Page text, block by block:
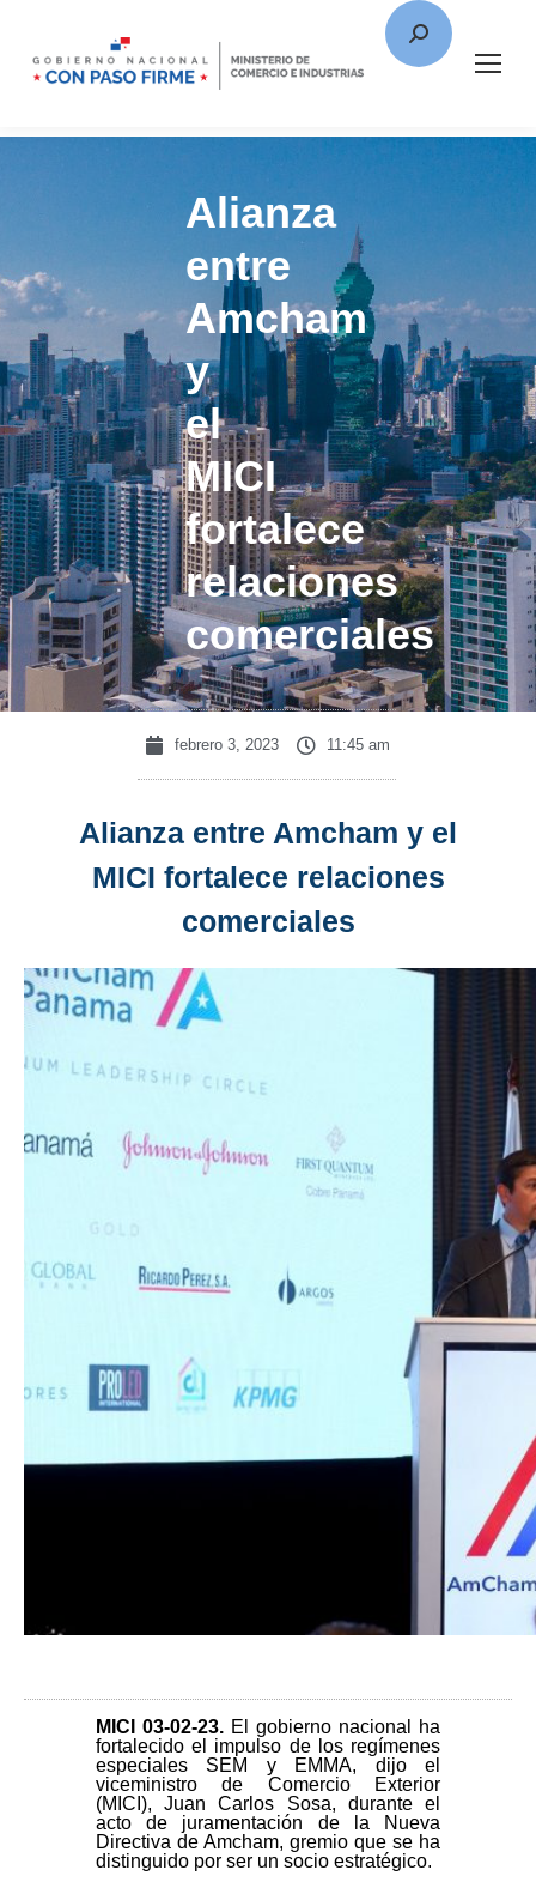
Alianza
entre
Amcham
y
el
MICI
fortalece
relaciones
comerciales
febrero 3, 2023 11:45 am
Alianza entre Amcham y el
MICI fortalece relaciones
comerciales
MICI 03-02-23. El gobierno nacional ha
fortalecido el impulso de los regímenes
especiales SEM y EMMA, dijo el
viceministro de Comercio Exterior
(MICI), Juan Carlos Sosa, durante el
acto de juramentación de la Nueva
Directiva de Amcham, gremio que se ha
distinguido por ser un socio estratégico.